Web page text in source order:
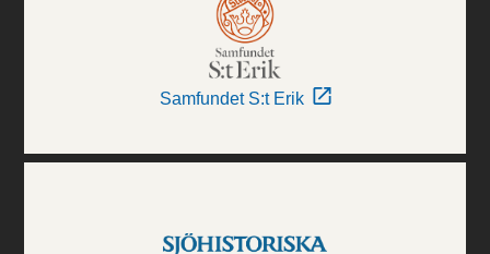
Samfundet S:t Erik